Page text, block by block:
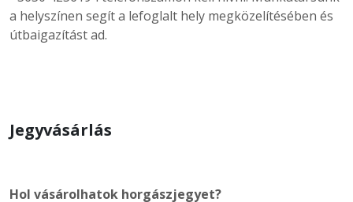
a helyszínen segít a lefoglalt hely megközelítésében és
útbaigazítást ad.
Jegyvásárlás
Hol vásárolhatok horgászjegyet?